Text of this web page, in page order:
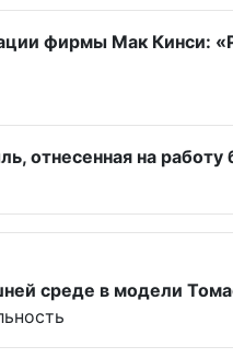
фирмы Мак Кинси:
отнесенная на
среде в модели